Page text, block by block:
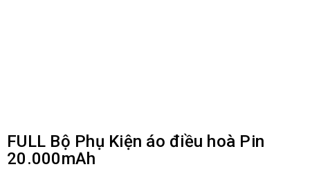
FULL Bộ Phụ Kiện áo điều hoà Pin
20.000mAh